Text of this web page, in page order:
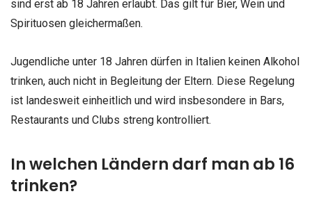
sind erst ab 18 Jahren erlaubt. Das gilt für Bier, Wein und
Spirituosen gleichermaßen.
Jugendliche unter 18 Jahren dürfen in Italien keinen Alkohol
trinken, auch nicht in Begleitung der Eltern. Diese Regelung
ist landesweit einheitlich und wird insbesondere in Bars,
Restaurants und Clubs streng kontrolliert.
In welchen Ländern darf man ab 16
trinken?